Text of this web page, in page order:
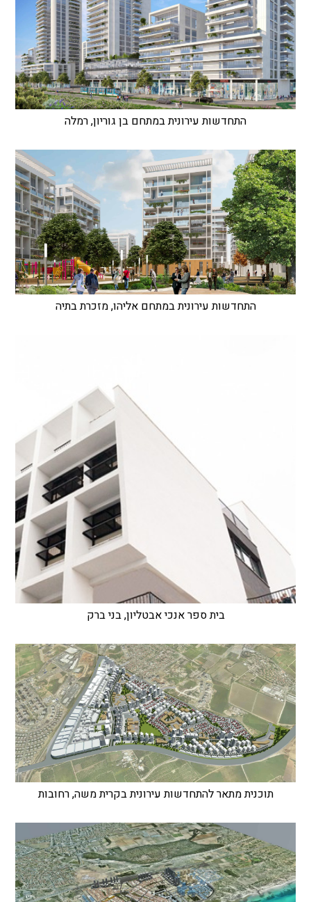
התחדשות עירונית במתחם בן גוריון, רמלה
התחדשות עירונית במתחם אליהו, מזכרת בתיה
בית ספר אנכי אבטליון, בני ברק
תוכנית מתאר להתחדשות עירונית בקרית משה, רחובות